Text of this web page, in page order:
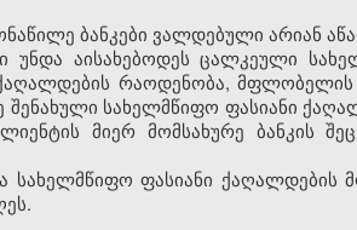
ბანკები ვალდებული არიან
უნდა აისახებოდეს ცალკეული
ქაღალდების რაოდენობა,
შენახული სახელმწიფო ფასიანი
მიერ მომსახურე ბანკის
სახელმწიფო ფასიანი